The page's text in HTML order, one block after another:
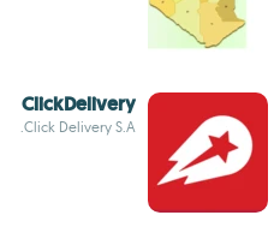
ClickDelivery
Click Delivery S.A.